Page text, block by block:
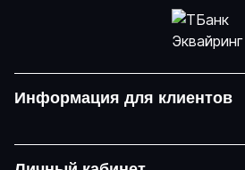
Информация для клиентов